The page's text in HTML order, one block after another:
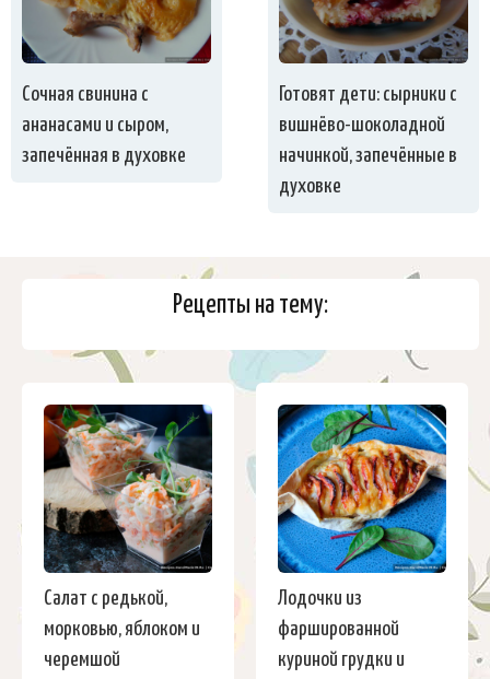
Сочная свинина с
ананасами и сыром,
запечённая в духовке
Готовят дети: сырники с
вишнёво-шоколадной
начинкой, запечённые в
духовке
Рецепты на тему:
Салат с редькой,
морковью, яблоком и
черемшой
Лодочки из
фаршированной
куриной грудки и